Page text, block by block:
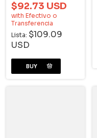
$92.73 USD
with Efectivo o
Transferencia
Lista: $109.09
USD